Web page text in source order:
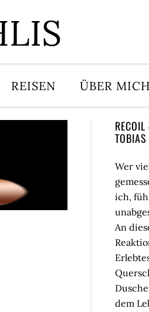
REISEN ÜBER MICH
Wer
ich,
An
dem